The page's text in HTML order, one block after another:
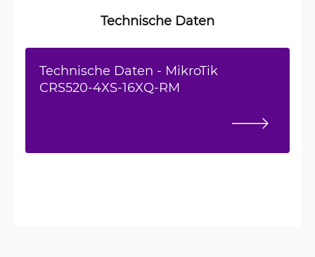
Technische Daten
Technische Daten - MikroTik
CRS520-4XS-16XQ-RM